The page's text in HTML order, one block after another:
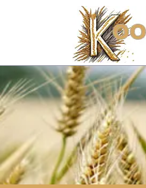
Koolhydraten
Nieuws
Koolhydraatarme diëten
Boeken